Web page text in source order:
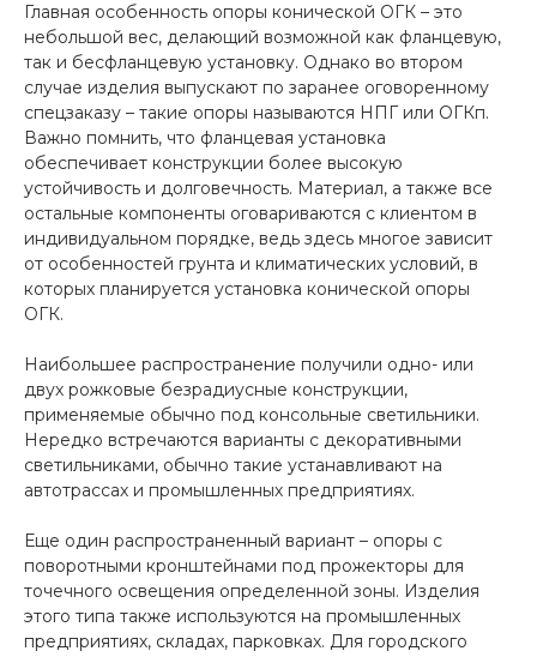
Главная особенность опоры конической ОГК – это
небольшой вес, делающий возможной как фланцевую,
так и бесфланцевую установку. Однако во втором
случае изделия выпускают по заранее оговоренному
спецзаказу – такие опоры называются НПГ или ОГКп.
Важно помнить, что фланцевая установка
обеспечивает конструкции более высокую
устойчивость и долговечность. Материал, а также все
остальные компоненты оговариваются с клиентом в
индивидуальном порядке, ведь здесь многое зависит
от особенностей грунта и климатических условий, в
которых планируется установка конической опоры
ОГК.
Наибольшее распространение получили одно- или
двух рожковые безрадиусные конструкции,
применяемые обычно под консольные светильники.
Нередко встречаются варианты с декоративными
светильниками, обычно такие устанавливают на
автотрассах и промышленных предприятиях.
Еще один распространенный вариант – опоры с
поворотными кронштейнами под прожекторы для
точечного освещения определенной зоны. Изделия
этого типа также используются на промышленных
предприятиях, складах, парковках. Для городского